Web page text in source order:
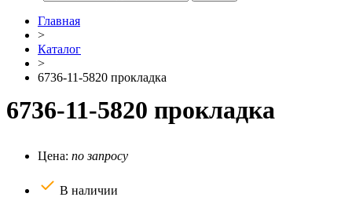
Главная
>
Каталог
>
6736-11-5820 прокладка
6736-11-5820 прокладка
Цена: по запросу
В наличии